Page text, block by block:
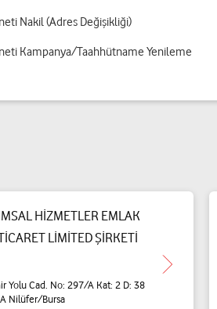
Nakil (Adres Değişikliği)
Kampanya/Taahhütname Yenileme
HİZMETLER EMLAK
LİMİTED ŞİRKETİ
Yolu Cad. No: 297/A Kat: 2 D: 38
Nilüfer/Bursa